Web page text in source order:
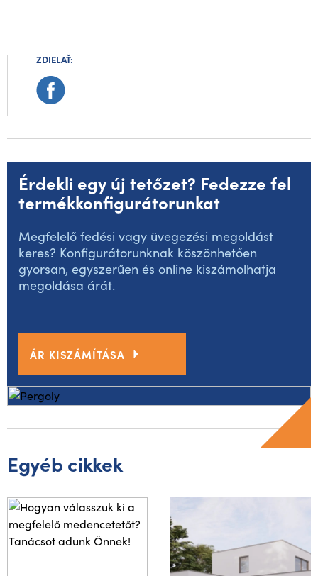
ZDIELAŤ:
Érdekli egy új tetőzet? Fedezze fel
termékkonfigurátorunkat
Megfelelő fedési vagy üvegezési megoldást
keres? Konfigurátorunknak köszönhetően
gyorsan, egyszerűen és online kiszámolhatja
megoldása árát.
ÁR KISZÁMÍTÁSA
Egyéb cikkek